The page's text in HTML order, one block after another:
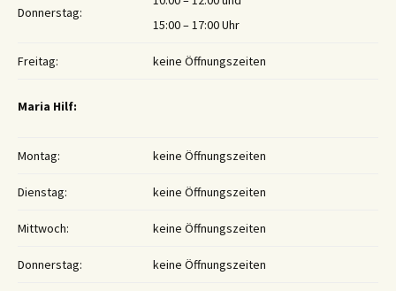
Donnerstag:
15:00 – 17:00 Uhr
Freitag: keine Öffnungszeiten
Maria Hilf:
Montag: keine Öffnungszeiten
Dienstag: keine Öffnungszeiten
Mittwoch: keine Öffnungszeiten
Donnerstag: keine Öffnungszeiten